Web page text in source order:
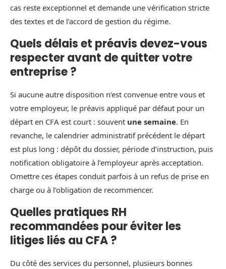
cas reste exceptionnel et demande une vérification stricte
des textes et de l’accord de gestion du régime.
Quels délais et préavis devez-vous
respecter avant de quitter votre
entreprise ?
Si aucune autre disposition n’est convenue entre vous et
votre employeur, le préavis appliqué par défaut pour un
départ en CFA est court : souvent une semaine. En
revanche, le calendrier administratif précédent le départ
est plus long : dépôt du dossier, période d’instruction, puis
notification obligatoire à l’employeur après acceptation.
Omettre ces étapes conduit parfois à un refus de prise en
charge ou à l’obligation de recommencer.
Quelles pratiques RH
recommandées pour éviter les
litiges liés au CFA ?
Du côté des services du personnel, plusieurs bonnes